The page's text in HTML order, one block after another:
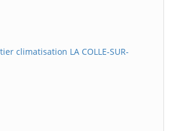
climatisation LA COLLE-SUR-